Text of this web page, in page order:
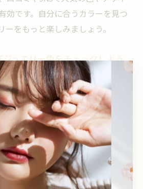
効です。自分に合うカラーを見つ
ーをもっと楽しみましょう。
ュエリー色をチェックしよう
ンドを意識した耳つぼジュエリー
います。ここ最近は、ゴールドや
に加え、パステルカラーやストー
代を中心に人気です。サロンに
ラーや大人気のデザインも取り扱
話題になっています。
後の仕上がり写真をSNSで公開